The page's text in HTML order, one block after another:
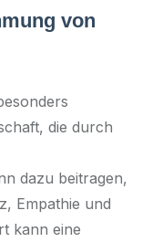
von
die durch
dazu beitragen,
Empathie und
kann eine